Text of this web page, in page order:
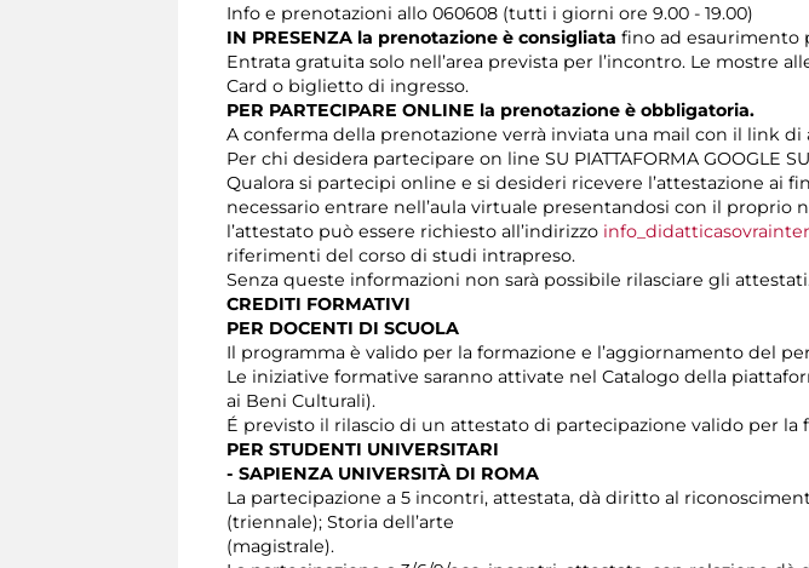
Info e prenotazioni allo 060608 (tutti i giorni ore 9.00 - 19.00)
IN PRESENZA la prenotazione è consigliata fino ad esaurimento
Entrata gratuita solo nell’area prevista per l’incontro. Le mostre
Card o biglietto di ingresso.
PER PARTECIPARE ONLINE la prenotazione è obbligatoria.
A conferma della prenotazione verrà inviata una mail con il link di
Per chi desidera partecipare on line SU PIATTAFORMA GOOGLE
Qualora si partecipi online e si desideri ricevere l’attestazione ai
necessario entrare nell’aula virtuale presentandosi con il
l’attestato può essere richiesto all’indirizzo
riferimenti del corso di studi intrapreso.
Senza queste informazioni non sarà possibile rilasciare gli
CREDITI FORMATIVI
PER DOCENTI DI SCUOLA
Il programma è valido per la formazione e l’aggiornamento del
Le iniziative formative saranno attivate nel Catalogo della
ai Beni Culturali).
É previsto il rilascio di un attestato di partecipazione valido per la
PER STUDENTI UNIVERSITARI
- SAPIENZA UNIVERSITÀ DI ROMA
La partecipazione a 5 incontri, attestata, dà diritto al
(triennale); Storia dell’arte
(magistrale).